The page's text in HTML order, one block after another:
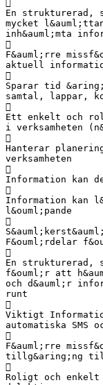

En strukturerad,
mycket
inh&auml;mta

F&auml;rre
aktuell

Sparar tid
samtal, lappar,

Ett enkelt och
i verksamheten

Hanterar
verksamheten

Information kan

Information kan
l&ouml;pande

F&ouml;rdelar

En strukturerad,
f&ouml;r att
och d&auml;r
runt

Viktigt
automatiska SMS

F&auml;rre
tillg&aring;ng

Roligt och enkelt